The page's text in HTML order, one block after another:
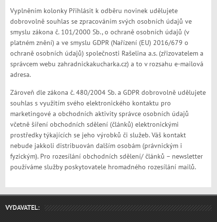
Vyplněním kolonky Přihlásit k odběru novinek udělujete
dobrovolně souhlas se zpracováním svých osobních údajů ve
smyslu zákona č. 101/2000 Sb., o ochraně osobních údajů (v
platném znění) a ve smyslu GDPR (Nařízení (EU) 2016/679 o
ochraně osobních údajů) společnosti Rašelina a.s. (zřizovatelem a
správcem webu zahradnickakucharka.cz) a to v rozsahu e-mailová
adresa.
Zároveň dle zákona č. 480/2004 Sb. a GDPR dobrovolně udělujete
souhlas s využitím svého elektronického kontaktu pro
marketingové a obchodních aktivity správce osobních údajů
včetně šíření obchodních sdělení (článků) elektronickými
prostředky týkajících se jeho výrobků či služeb. Váš kontakt
nebude jakkoli distribuován dalším osobám (právnickým i
fyzickým). Pro rozesílání obchodních sdělení/ článků – newsletter
používáme služby poskytovatele hromadného rozesílání mailů.
VYDAVATEL: